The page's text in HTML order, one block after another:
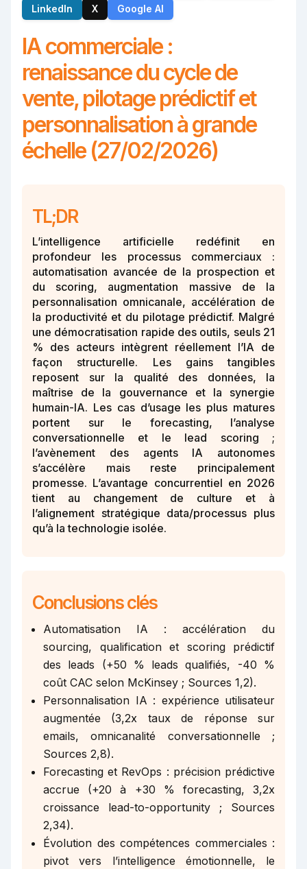
LinkedIn
X Google AI
IA commerciale :
renaissance du cycle de
vente, pilotage prédictif et
personnalisation à grande
échelle (27/02/2026)
TL;DR
L’intelligence artificielle redéfinit en
profondeur les processus commerciaux :
automatisation avancée de la prospection et
du scoring, augmentation massive de la
personnalisation omnicanale, accélération de
la productivité et du pilotage prédictif. Malgré
une démocratisation rapide des outils, seuls 21
% des acteurs intègrent réellement l’IA de
façon structurelle. Les gains tangibles
reposent sur la qualité des données, la
maîtrise de la gouvernance et la synergie
humain-IA. Les cas d’usage les plus matures
portent sur le forecasting, l’analyse
conversationnelle et le lead scoring ;
l’avènement des agents IA autonomes
s’accélère mais reste principalement
promesse. L’avantage concurrentiel en 2026
tient au changement de culture et à
l’alignement stratégique data/processus plus
qu’à la technologie isolée.
Conclusions clés
Automatisation IA : accélération du
sourcing, qualification et scoring prédictif
des leads (+50 % leads qualifiés, -40 %
coût CAC selon McKinsey ; Sources 1,2).
Personnalisation IA : expérience utilisateur
augmentée (3,2x taux de réponse sur
emails, omnicanalité conversationnelle ;
Sources 2,8).
Forecasting et RevOps : précision prédictive
accrue (+20 à +30 % forecasting, 3,2x
croissance lead-to-opportunity ; Sources
2,34).
Évolution des compétences commerciales :
pivot vers l’intelligence émotionnelle, le